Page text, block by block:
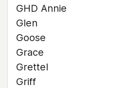
GHD Annie
Glen
Goose
Grace
Grettel
Griff